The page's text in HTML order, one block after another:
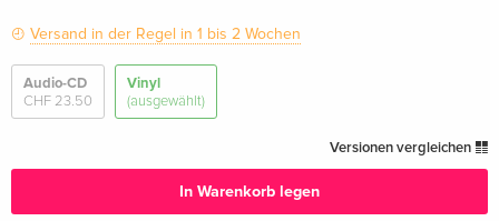
Versand in der Regel in 1 bis 2 Wochen
Audio-CD
CHF 23.50
Vinyl
(ausgewählt)
Versionen vergleichen
In Warenkorb legen